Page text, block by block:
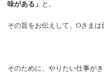
味がある」 と。
その旨をお伝えして、Oさまは
そのために、やりたい仕事が